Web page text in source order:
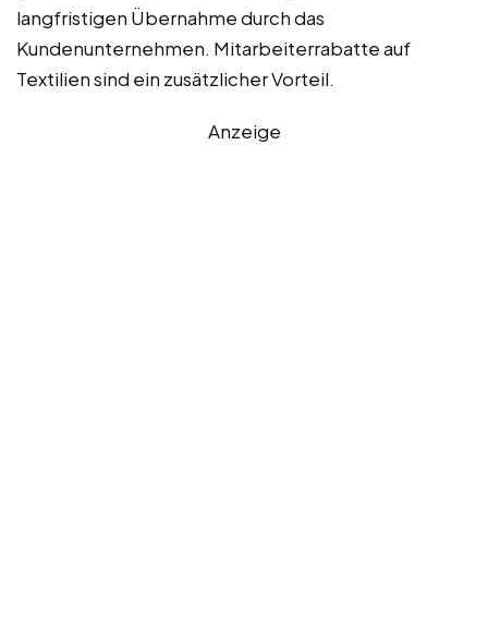
langfristigen Übernahme durch das
Kundenunternehmen. Mitarbeiterrabatte auf
Textilien sind ein zusätzlicher Vorteil.
Anzeige